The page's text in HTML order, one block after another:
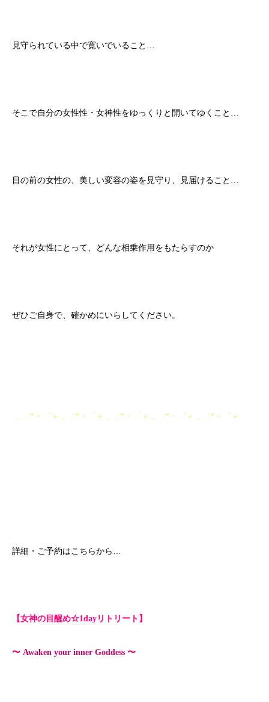
見守られている中で寛いでいること…
そこで自分の女性性・女神性をゆっくりと開いてゆくこと…
目の前の女性の、美しい変容の姿を見守り、見届けること…
それが女性にとって、どんな相乗作用をもたらすのか
ぜひご自身で、確かめにいらしてください。
.。.:*・゜＋.。.:*・゜＋.。.:*・゜＋.。.:*・゜＋.。.:*・゜＋
詳細・ご予約はこちらから…
【女神の目醒め☆1dayリトリート】
〜 Awaken your inner Goddess 〜